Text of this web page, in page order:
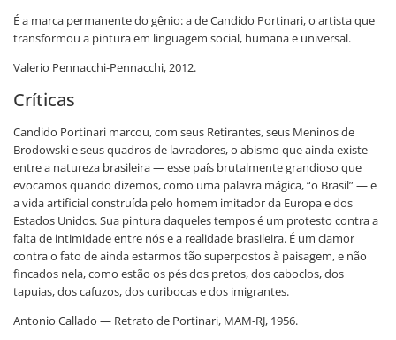
É a marca permanente do gênio: a de Candido Portinari, o artista que
transformou a pintura em linguagem social, humana e universal.
Valerio Pennacchi-Pennacchi, 2012.
Críticas
Candido Portinari marcou, com seus Retirantes, seus Meninos de
Brodowski e seus quadros de lavradores, o abismo que ainda existe
entre a natureza brasileira — esse país brutalmente grandioso que
evocamos quando dizemos, como uma palavra mágica, “o Brasil” — e
a vida artificial construída pelo homem imitador da Europa e dos
Estados Unidos. Sua pintura daqueles tempos é um protesto contra a
falta de intimidade entre nós e a realidade brasileira. É um clamor
contra o fato de ainda estarmos tão superpostos à paisagem, e não
fincados nela, como estão os pés dos pretos, dos caboclos, dos
tapuias, dos cafuzos, dos curibocas e dos imigrantes.
Antonio Callado — Retrato de Portinari, MAM-RJ, 1956.